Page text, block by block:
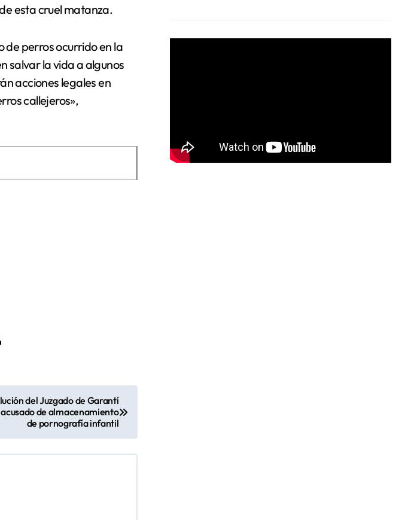
esta cruel matanza.
de perros ocurrido en la
salvar la vida a algunos
acciones legales en
callejeros»,
del Juzgado de Garantí
de almacenamiento
de pornografía infantil